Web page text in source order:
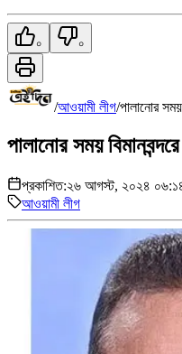
০ ০
/আওয়ামী লীগ/পালানোর
পালানোর সময়
প্রকাশিত:২৬ আগস্ট, ২০২৪
আওয়ামী লীগ